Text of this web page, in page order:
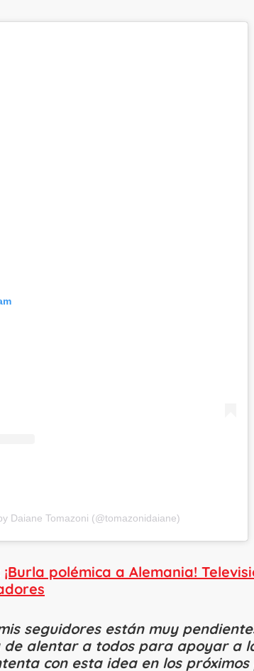
Daiane Tomazoni (@tomazonidaiane)
¡Burla polémica a Alemania!
seguidores están muy
alentar a todos para apoyar a
con esta idea en los